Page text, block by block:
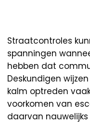
Straatcontroles
spanningen
hebben dat
Deskundigen
kalm optreden
voorkomen van
daarvan nauwelijks